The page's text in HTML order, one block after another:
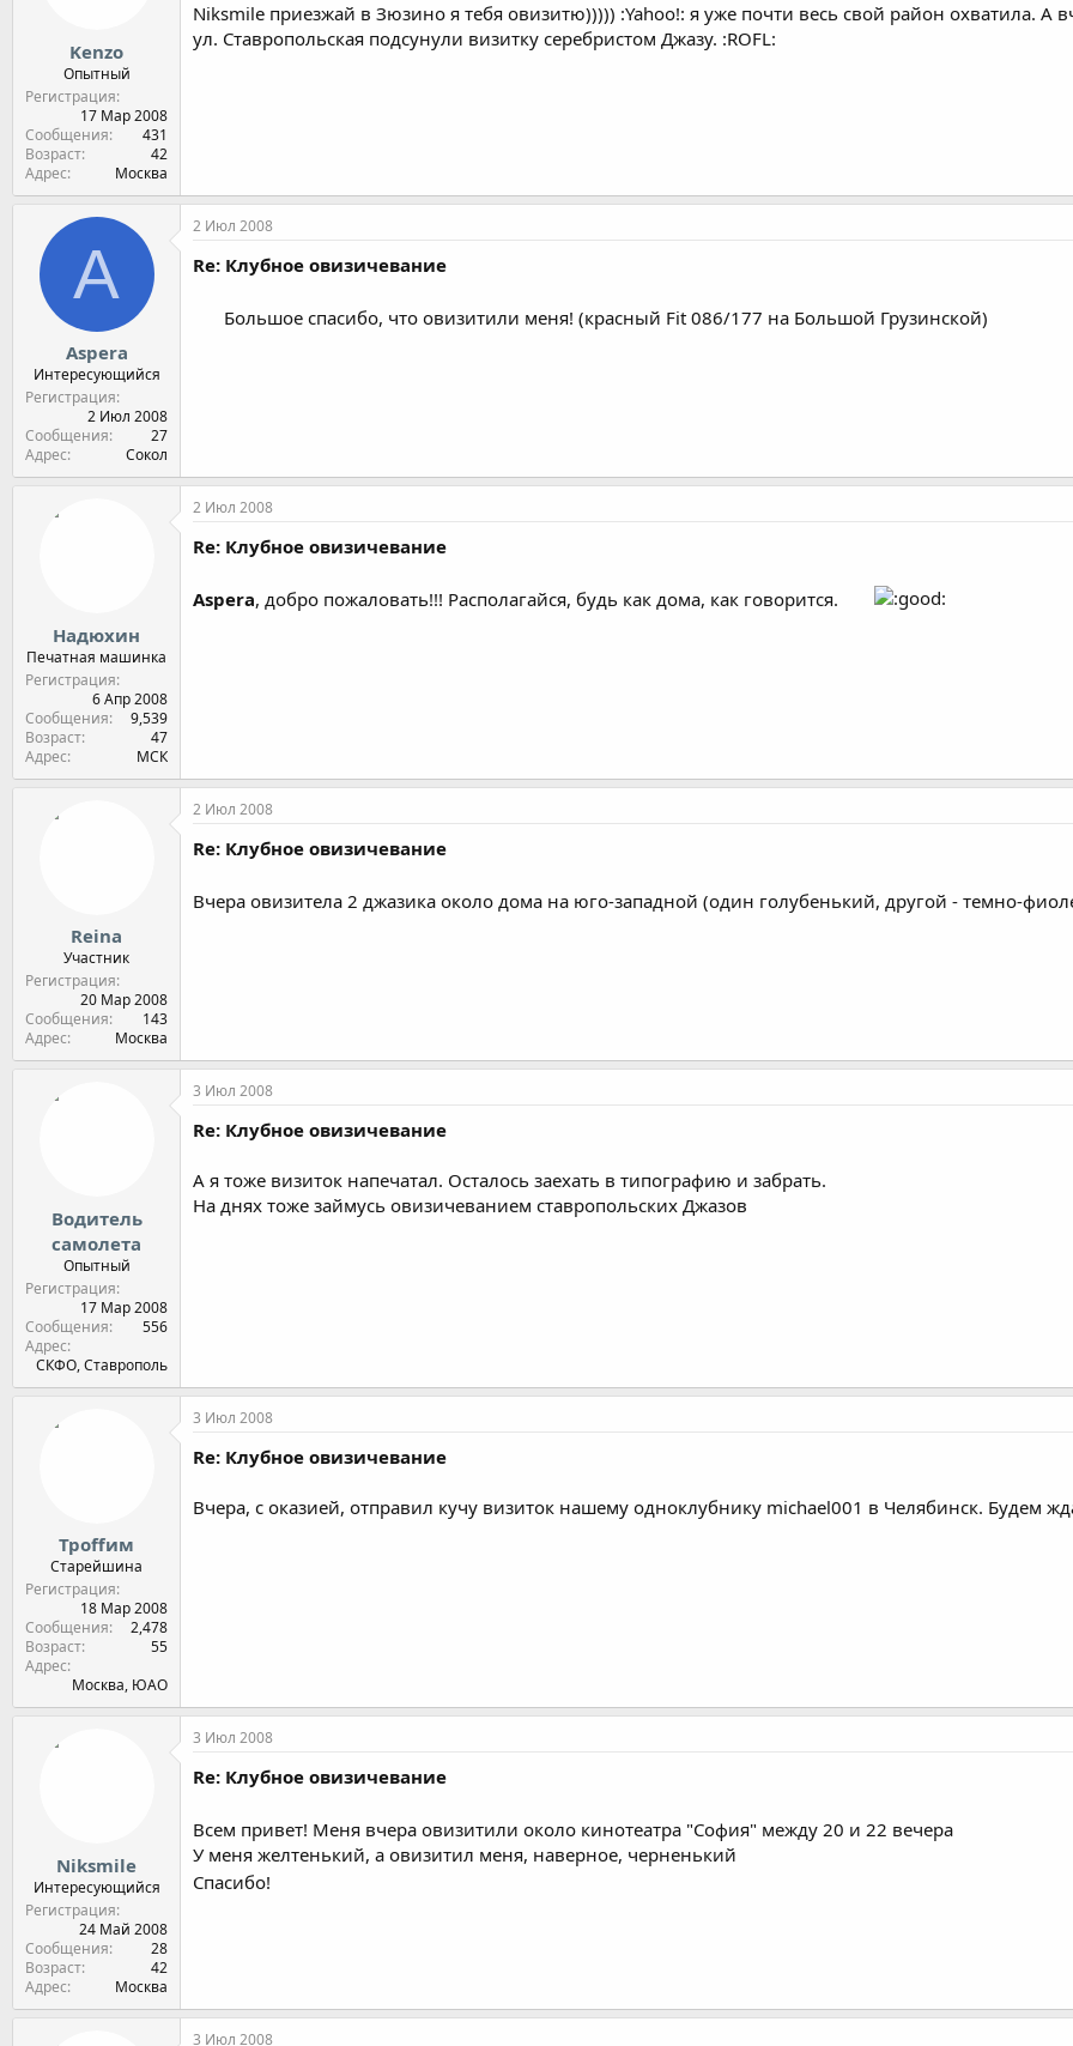
Kenzo
Опытный
Регистрация
17 Мар 2008
Сообщения
431
Возраст
42
Адрес
Москва
Niksmile приезжай в Зюзино я тебя овизитю))))) :Yahoo!: я уже почти весь свой район охватила.
ул. Ставропольская подсунули визитку серебристом Джазу. :ROFL:
A
Aspera
Интересующийся
Регистрация
2 Июл 2008
Сообщения
27
Адрес
Сокол
2 Июл 2008
Re: Клубное овизичевание
Большое спасибо, что овизитили меня! (красный Fit 086/177 на Большой Грузинской)
Надюхин
Печатная машинка
Регистрация
6 Апр 2008
Сообщения
9,539
Возраст
47
Адрес
МСК
2 Июл 2008
Re: Клубное овизичевание
Aspera, добро пожаловать!!! Располагайся, будь как дома, как говорится.
Reina
Участник
Регистрация
20 Мар 2008
Сообщения
143
Адрес
Москва
2 Июл 2008
Re: Клубное овизичевание
Вчера овизитела 2 джазика около дома на юго-западной (один голубенький, другой - темно-
Водитель
самолета
Опытный
Регистрация
17 Мар 2008
Сообщения
556
Адрес
СКФО, Ставрополь
3 Июл 2008
Re: Клубное овизичевание
А я тоже визиток напечатал. Осталось заехать в типографию и забрать.
На днях тоже займусь овизичеванием ставропольских Джазов
Троffим
Старейшина
Регистрация
18 Мар 2008
Сообщения
2,478
Возраст
55
Адрес
Москва, ЮАО
3 Июл 2008
Re: Клубное овизичевание
Вчера, с оказией, отправил кучу визиток нашему одноклубнику michael001 в Челябинск. Будем
Niksmile
Интересующийся
Регистрация
24 Май 2008
Сообщения
28
Возраст
42
Адрес
Москва
3 Июл 2008
Re: Клубное овизичевание
Всем привет! Меня вчера овизитили около кинотеатра "София" между 20 и 22 вечера
У меня желтенький, а овизитил меня, наверное, черненький
Спасибо!
3 Июл 2008